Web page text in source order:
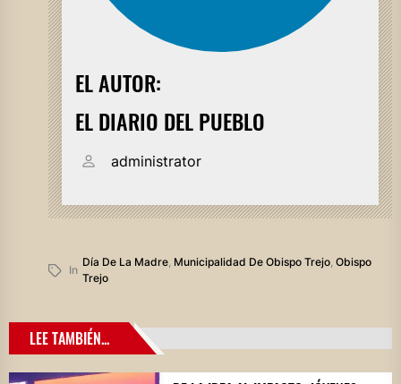
EL AUTOR:
EL DIARIO DEL PUEBLO
administrator
In
Día De La Madre, Municipalidad De Obispo Trejo, Obispo
Trejo
LEE TAMBIÉN...